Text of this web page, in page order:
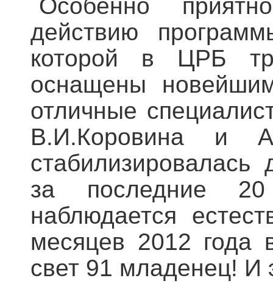
Особенно
действию
которой в ЦРБ
оснащены
отличные
В.И.Коровина и
за последние
наблюдается
месяцев 2012 года
свет 91 младенец! И